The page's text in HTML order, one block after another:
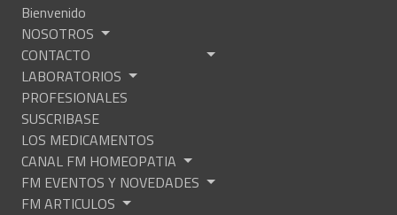
Bienvenido
NOSOTROS
CONTACTO
LABORATORIOS
PROFESIONALES
SUSCRIBASE
LOS MEDICAMENTOS
CANAL FM HOMEOPATIA
FM EVENTOS Y NOVEDADES
FM ARTICULOS